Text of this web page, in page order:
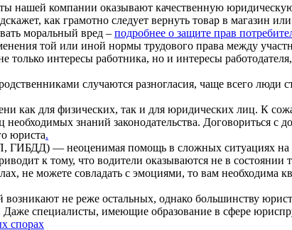
нашей компании оказывают качественную
как грамотно следует вернуть товар в магазин
моральный вред – подробнее о защите прав
той или иной нормы трудового права между
интересы работника, но и интересы
случаются разногласия, чаще всего
как для физических, так и для юридических лиц. К
знаний законодательства. Договориться
юриста.
— неоценимая помощь в сложных ситуациях на
к тому, что водители оказываются не в
не можете совладать с эмоциями, то вам
не реже остальных, однако большинству
специалисты, имеющие образование в сфере
спорах